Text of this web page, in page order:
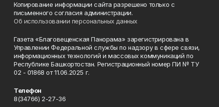
Копирование информации сайта разрешено только с
письменного согласия администрации.
Об использовании персональных данных
Газета «Благовещенская Панорама» зарегистрирована в
Управлении Федеральной службы по надзору в сфере связи,
информационных технологий и массовых коммуникаций по
Республике Башкортостан. Регистрационный номер ПИ № ТУ
02 - 01868 от 11.06.2025 г.
Телефон
8(34766) 2-27-36